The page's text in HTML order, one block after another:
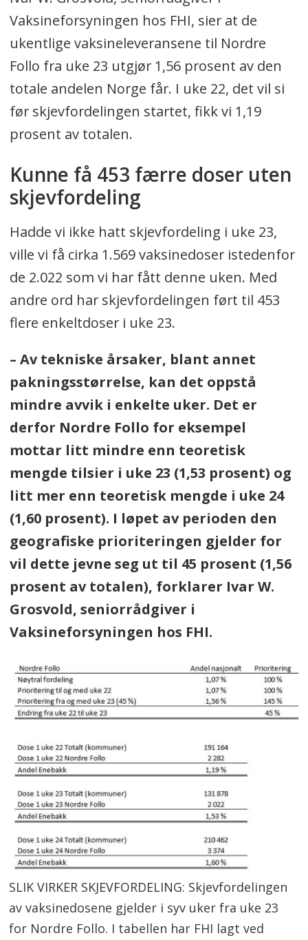
Vaksineforsyningen hos FHI, sier at de
ukentlige vaksineleveransene til Nordre
Follo fra uke 23 utgjør 1,56 prosent av den
totale andelen Norge får. I uke 22, det vil si
før skjevfordelingen startet, fikk vi 1,19
prosent av totalen.
Kunne få 453 færre doser uten
skjevfordeling
Hadde vi ikke hatt skjevfordeling i uke 23,
ville vi få cirka 1.569 vaksinedoser istedenfor
de 2.022 som vi har fått denne uken. Med
andre ord har skjevfordelingen ført til 453
flere enkeltdoser i uke 23.
– Av tekniske årsaker, blant annet
pakningsstørrelse, kan det oppstå
mindre avvik i enkelte uker. Det er
derfor Nordre Follo for eksempel
mottar litt mindre enn teoretisk
mengde tilsier i uke 23 (1,53 prosent) og
litt mer enn teoretisk mengde i uke 24
(1,60 prosent). I løpet av perioden den
geografiske prioriteringen gjelder for
vil dette jevne seg ut til 45 prosent (1,56
prosent av totalen), forklarer Ivar W.
Grosvold, seniorrådgiver i
Vaksineforsyningen hos FHI.
SLIK VIRKER SKJEVFORDELING: Skjevfordelingen
av vaksinedosene gjelder i syv uker fra uke 23
for Nordre Follo. I tabellen har FHI lagt ved